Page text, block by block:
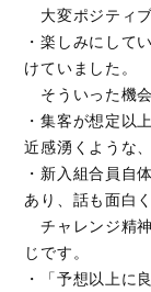
大変ポジティブ
・楽しみにして
けていました。
そういった機会
・集客が想定以
近感湧くような
・新入組合員自
あり、話も面白く
チャレンジ精
じです。
・「予想以上に